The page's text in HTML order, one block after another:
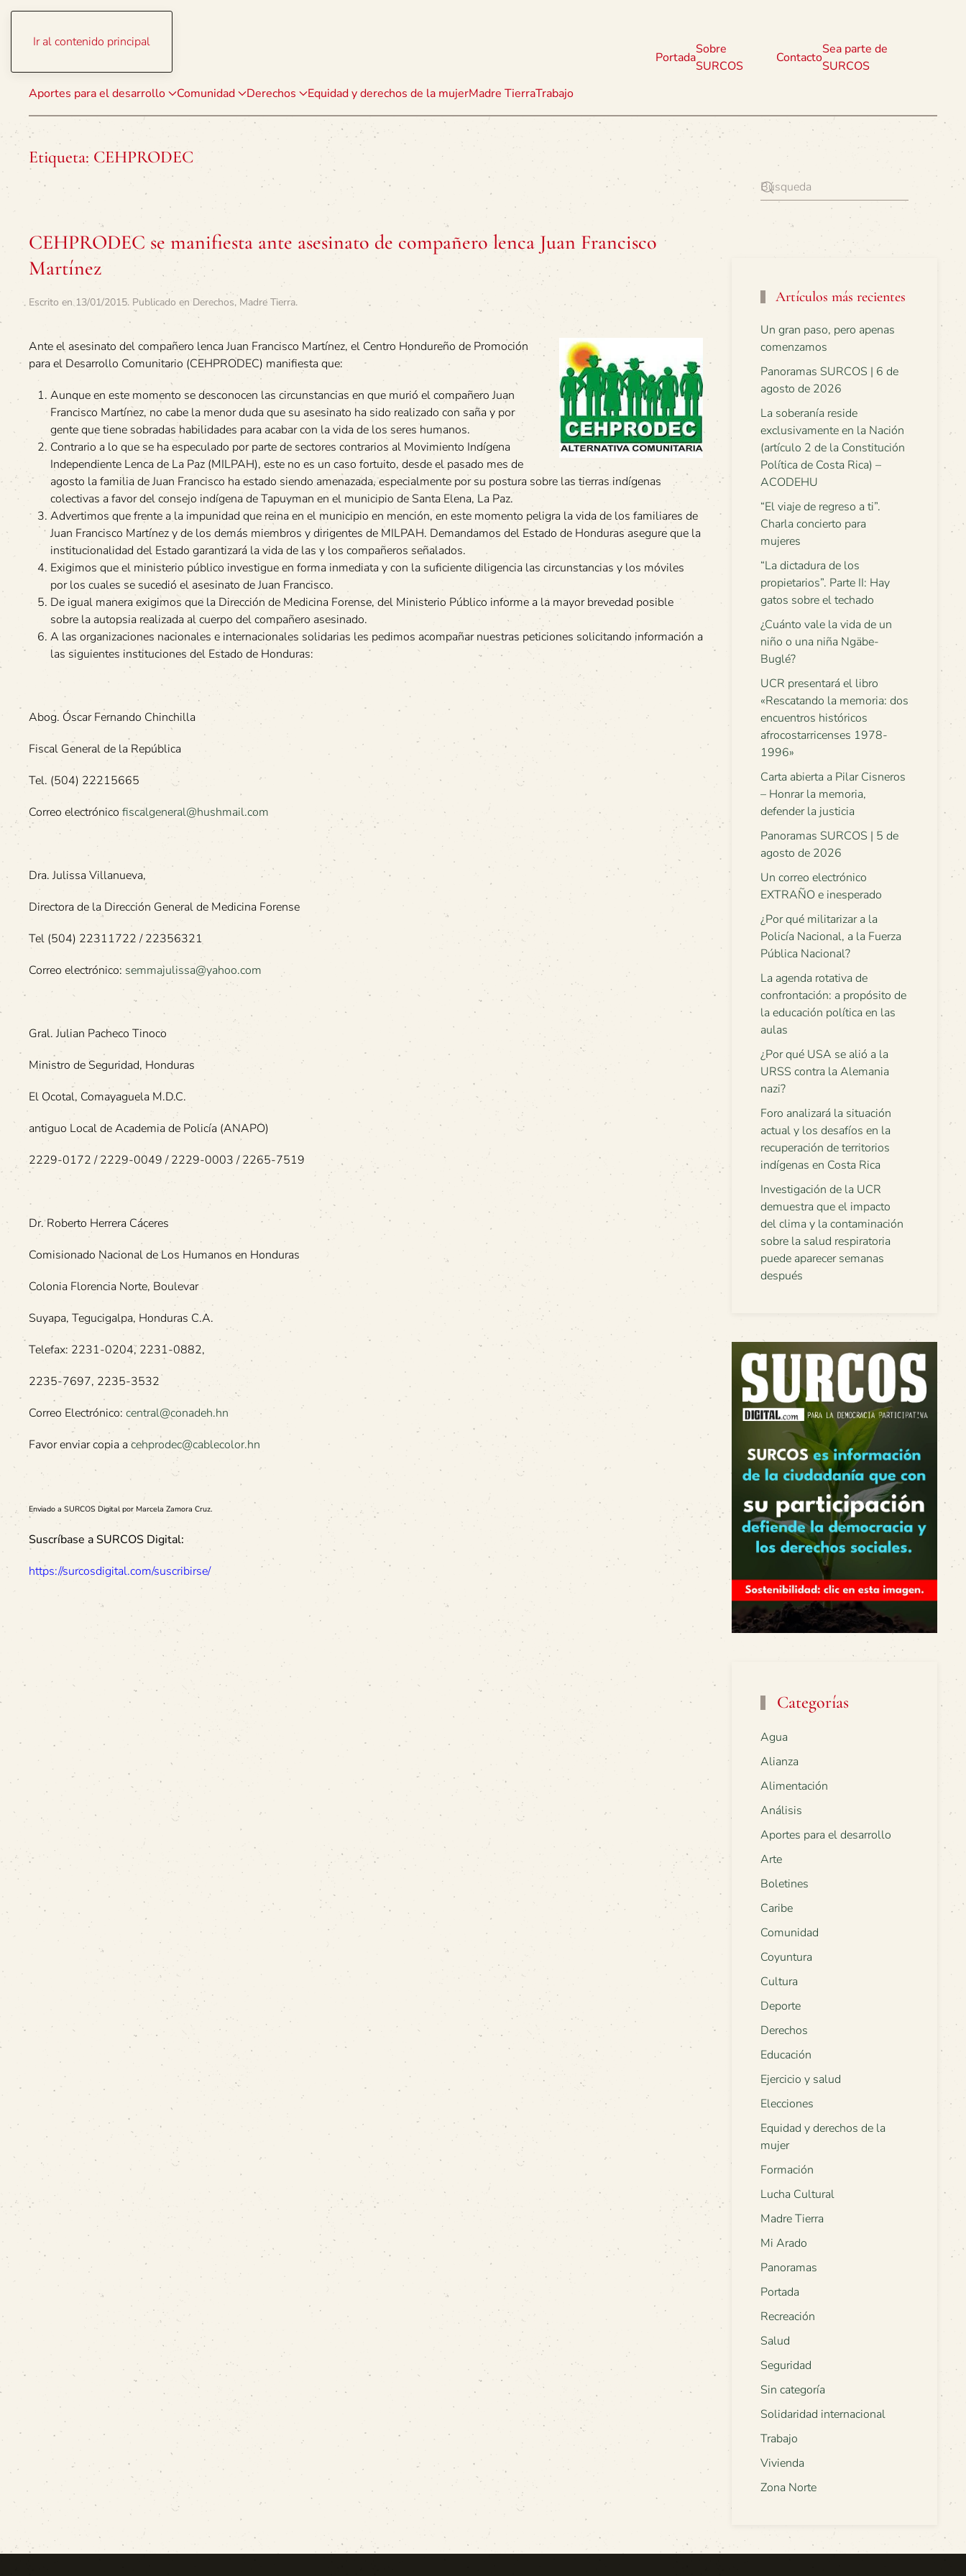
Ir al contenido principal
Aportes para el desarrollo Comunidad Derechos Equidad y derechos de la mujerMadre TierraTrabajo
Portada
Sobre
SURCOS
Contacto
Sea parte de
SURCOS
Etiqueta: CEHPRODEC
CEHPRODEC se manifiesta ante asesinato de compañero lenca Juan Francisco
Martínez
Escrito en13/01/2015. Publicado en Derechos, Madre Tierra.
Ante el asesinato del compañero lenca Juan Francisco Martínez, el Centro Hondureño de Promoción
para el Desarrollo Comunitario (CEHPRODEC) manifiesta que:
Aunque en este momento se desconocen las circunstancias en que murió el compañero Juan
Francisco Martínez, no cabe la menor duda que su asesinato ha sido realizado con saña y por
gente que tiene sobradas habilidades para acabar con la vida de los seres humanos.
Contrario a lo que se ha especulado por parte de sectores contrarios al Movimiento Indígena
Independiente Lenca de La Paz (MILPAH), este no es un caso fortuito, desde el pasado mes de
agosto la familia de Juan Francisco ha estado siendo amenazada, especialmente por su postura sobre las tierras indígenas
colectivas a favor del consejo indígena de Tapuyman en el municipio de Santa Elena, La Paz.
Advertimos que frente a la impunidad que reina en el municipio en mención, en este momento peligra la vida de los familiares de
Juan Francisco Martínez y de los demás miembros y dirigentes de MILPAH. Demandamos del Estado de Honduras asegure que la
institucionalidad del Estado garantizará la vida de las y los compañeros señalados.
Exigimos que el ministerio público investigue en forma inmediata y con la suficiente diligencia las circunstancias y los móviles
por los cuales se sucedió el asesinato de Juan Francisco.
De igual manera exigimos que la Dirección de Medicina Forense, del Ministerio Público informe a la mayor brevedad posible
sobre la autopsia realizada al cuerpo del compañero asesinado.
A las organizaciones nacionales e internacionales solidarias les pedimos acompañar nuestras peticiones solicitando información a
las siguientes instituciones del Estado de Honduras:
Abog. Óscar Fernando Chinchilla
Fiscal General de la República
Tel. (504) 22215665
Correo electrónico fiscalgeneral@hushmail.com
Dra. Julissa Villanueva,
Directora de la Dirección General de Medicina Forense
Tel (504) 22311722 / 22356321
Correo electrónico: semmajulissa@yahoo.com
Gral. Julian Pacheco Tinoco
Ministro de Seguridad, Honduras
El Ocotal, Comayaguela M.D.C.
antiguo Local de Academia de Policía (ANAPO)
2229-0172 / 2229-0049 / 2229-0003 / 2265-7519
Dr. Roberto Herrera Cáceres
Comisionado Nacional de Los Humanos en Honduras
Colonia Florencia Norte, Boulevar
Suyapa, Tegucigalpa, Honduras C.A.
Telefax: 2231-0204, 2231-0882,
2235-7697, 2235-3532
Correo Electrónico: central@conadeh.hn
Favor enviar copia acehprodec@cablecolor.hn
Enviado a SURCOS Digital por Marcela Zamora Cruz.
Suscríbase a SURCOS Digital:
https://surcosdigital.com/suscribirse/
Artículos más recientes
Un gran paso, pero apenas
comenzamos
Panoramas SURCOS | 6 de
agosto de 2026
La soberanía reside
exclusivamente en la Nación
(artículo 2 de la Constitución
Política de Costa Rica) –
ACODEHU
“El viaje de regreso a ti”.
Charla concierto para
mujeres
“La dictadura de los
propietarios”. Parte II: Hay
gatos sobre el techado
¿Cuánto vale la vida de un
niño o una niña Ngäbe-
Buglé?
UCR presentará el libro
«Rescatando la memoria: dos
encuentros históricos
afrocostarricenses 1978-
1996»
Carta abierta a Pilar Cisneros
– Honrar la memoria,
defender la justicia
Panoramas SURCOS | 5 de
agosto de 2026
Un correo electrónico
EXTRAÑO e inesperado
¿Por qué militarizar a la
Policía Nacional, a la Fuerza
Pública Nacional?
La agenda rotativa de
confrontación: a propósito de
la educación política en las
aulas
¿Por qué USA se alió a la
URSS contra la Alemania
nazi?
Foro analizará la situación
actual y los desafíos en la
recuperación de territorios
indígenas en Costa Rica
Investigación de la UCR
demuestra que el impacto
del clima y la contaminación
sobre la salud respiratoria
puede aparecer semanas
después
Categorías
Agua
Alianza
Alimentación
Análisis
Aportes para el desarrollo
Arte
Boletines
Caribe
Comunidad
Coyuntura
Cultura
Deporte
Derechos
Educación
Ejercicio y salud
Elecciones
Equidad y derechos de la
mujer
Formación
Lucha Cultural
Madre Tierra
Mi Arado
Panoramas
Portada
Recreación
Salud
Seguridad
Sin categoría
Solidaridad internacional
Trabajo
Vivienda
Zona Norte